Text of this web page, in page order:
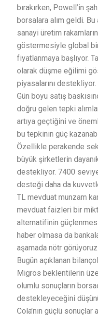
bırakırken, Powell’in
borsalara alım geldi. Bu
sanayi üretim
göstermesiyle global
fiyatlanmaya başlıyor.
olarak düşme eğilimi
piyasalarını destekliyor.
Gün boyu satış
doğru gelen tepki
artıya geçtiğini ve
bu tepkinin güç
Özellikle perakende
büyük şirketlerin
destekliyor. 7400
desteği daha da
TL mevduat munzam
mevduat faizleri bir
alternatifinin
haber olmasa da
aşamada nötr görüyoruz.
Bugün açıklanan
Migros beklentilerin
olumlu sonuçların
destekleyeceğini
Cola’nın güçlü sonuçlar